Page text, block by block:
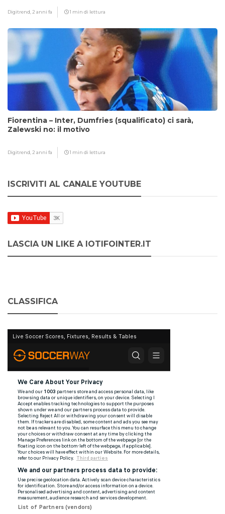
Digitrend, 2 anni fa 1 min di lettura
Fiorentina – Inter, Dumfries (squalificato) ci sarà,
Zalewski no: il motivo
Digitrend, 2 anni fa 1 min di lettura
ISCRIVITI AL CANALE YOUTUBE
LASCIA UN LIKE A IOTIFOINTER.IT
CLASSIFICA